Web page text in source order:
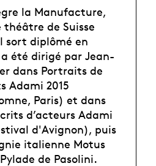
la Manufacture,
de Suisse
sort diplômé en
a été dirigé par Jean-
dans Portraits de
Adami 2015
Paris) et dans
d’acteurs Adami
d'Avignon), puis
italienne Motus
de Pasolini.